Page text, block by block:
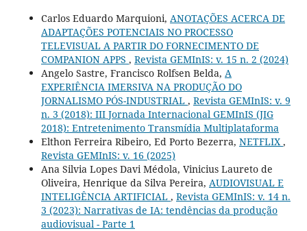
Carlos Eduardo Marquioni, ANOTAÇÕES ACERCA DE
ADAPTAÇÕES POTENCIAIS NO PROCESSO
TELEVISUAL A PARTIR DO FORNECIMENTO DE
COMPANION APPS , Revista GEMInIS: v. 15 n. 2 (2024)
Angelo Sastre, Francisco Rolfsen Belda, A
EXPERIÊNCIA IMERSIVA NA PRODUÇÃO DO
JORNALISMO PÓS-INDUSTRIAL , Revista GEMInIS: v. 9
n. 3 (2018): III Jornada Internacional GEMInIS (JIG
2018): Entretenimento Transmídia Multiplataforma
Elthon Ferreira Ribeiro, Ed Porto Bezerra, NETFLIX ,
Revista GEMInIS: v. 16 (2025)
Ana Silvia Lopes Davi Médola, Vinicius Laureto de
Oliveira, Henrique da Silva Pereira, AUDIOVISUAL E
INTELIGÊNCIA ARTIFICIAL , Revista GEMInIS: v. 14 n.
3 (2023): Narrativas de IA: tendências da produção
audiovisual - Parte 1